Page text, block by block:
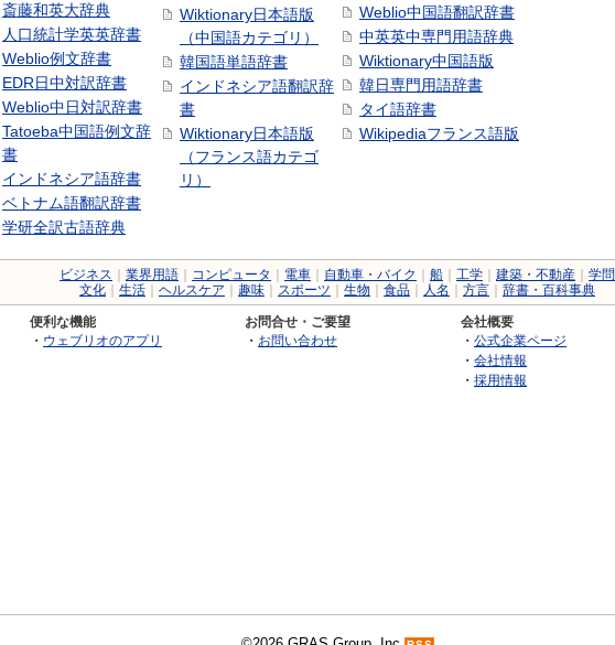
斎藤和英大辞典
人口統計学英英辞書
Weblio例文辞書
EDR日中対訳辞書
Weblio中日対訳辞書
Tatoeba中国語例文辞
書
インドネシア語辞書
ベトナム語翻訳辞書
学研全訳古語辞典
Wiktionary日本語版
（中国語カテゴリ）
韓国語単語辞書
インドネシア語翻訳辞
書
Wiktionary日本語版
（フランス語カテゴ
リ）
Weblio中国語翻訳辞書
中英英中専門用語辞典
Wiktionary中国語版
韓日専門用語辞書
タイ語辞書
Wikipediaフランス語版
ビジネス 業界用語 コンピュータ 電車 自動車・バイク 船 工学 建築・不動産
学問
文化
生活 ヘルスケア 趣味 スポーツ 生物 食品 人名 方言 辞書・百科事典
便利な機能
・ ウェブリオのアプリ
お問合せ・ご要望
・ お問い合わせ
会社概要
・ 公式企業ページ
・ 会社情報
・ 採用情報